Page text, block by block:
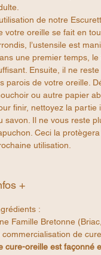
de notre
votre oreille se fait en
l’ustensile est
une premier temps,
Ensuite, il ne
parois de votre oreille.
ou autre papier
finir, nettoyez la
savon. Il ne vous reste
Ceci la
utilisation.
+
:
Famille Bretonne
commercialisation de
cure-oreille est façonné